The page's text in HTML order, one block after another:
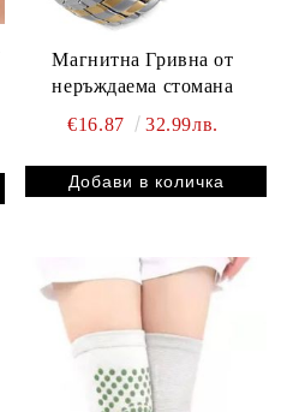
Магнитна Гривна от
неръждаема стомана
€16.87
32.99лв.